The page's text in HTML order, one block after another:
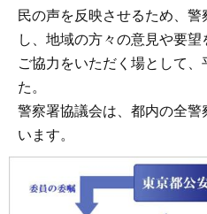
民の声を反映させるため、
し、地域の方々の意見や要
ご協力をいただく場として
た。
警察署協議会は、都内の全
います。